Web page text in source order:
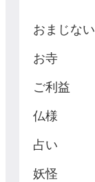
おまじない
お寺
ご利益
仏様
占い
妖怪